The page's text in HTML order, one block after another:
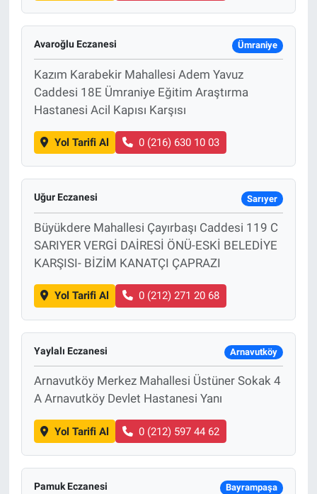
Avaroğlu Eczanesi Ümraniye
Kazım Karabekir Mahallesi Adem Yavuz
Caddesi 18E Ümraniye Eğitim Araştırma
Hastanesi Acil Kapısı Karşısı
Yol Tarifi Al 0 (216) 630 10 03
Uğur Eczanesi Sarıyer
Büyükdere Mahallesi Çayırbaşı Caddesi 119 C
SARIYER VERGİ DAİRESİ ÖNÜ-ESKİ BELEDİYE
KARŞISI- BİZİM KANATÇI ÇAPRAZI
Yol Tarifi Al 0 (212) 271 20 68
Yaylalı Eczanesi Arnavutköy
Arnavutköy Merkez Mahallesi Üstüner Sokak 4
A Arnavutköy Devlet Hastanesi Yanı
Yol Tarifi Al 0 (212) 597 44 62
Pamuk Eczanesi Bayrampaşa